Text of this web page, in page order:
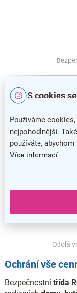
S cookies
Používáme
nejpohodlnější.
používáte,
Více informací
Odolá
Ochrání vše
Bezpečnostní třída